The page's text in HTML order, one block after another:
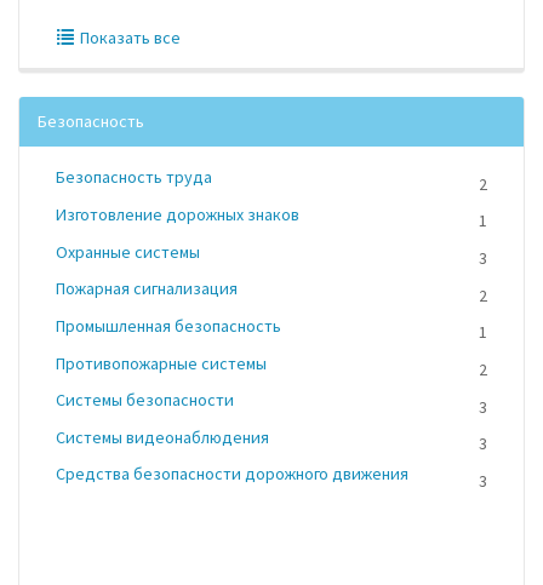
Показать все
Безопасность
Безопасность труда
2
Изготовление дорожных знаков
1
Охранные системы
3
Пожарная сигнализация
2
Промышленная безопасность
1
Противопожарные системы
2
Системы безопасности
3
Системы видеонаблюдения
3
Средства безопасности дорожного движения
3